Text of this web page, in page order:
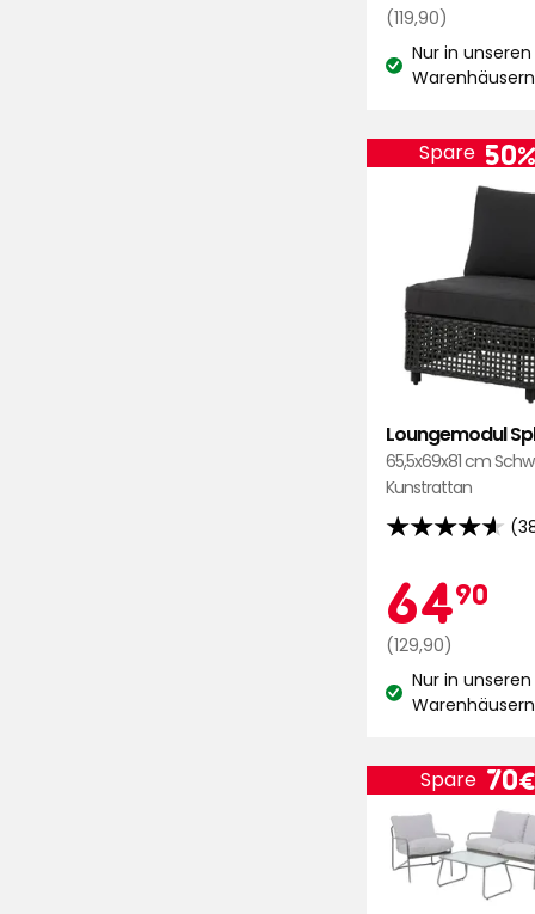
basierend
auf
46
€
Regulärer
Preis
119,90
(119,90)
Lagerbestand:
Nur in unseren
Warenhäusern
Loungemodul
65,5x69x81 cm
Kunstrattan
4.6
5
Sternen,
basierend
auf
6490
€
Regulärer
Preis
129,90
(129,90)
Spare 50%
Lagerbestand:
Nur in unseren
Warenhäusern
Spare 70€